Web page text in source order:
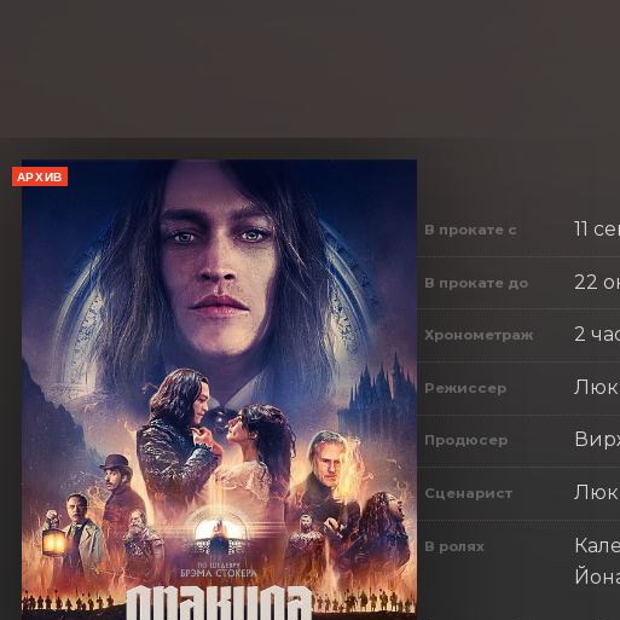
АРХИВ
В прокате с 11
В прокате до 22
Хронометраж 2
Режиссер Люк
Продюсер
Сценарист Люк
В ролях